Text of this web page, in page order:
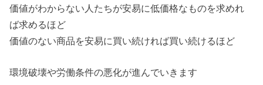
価値がわからない人たちが安易に低価格なものを求めれ
ば求めるほど
価値のない商品を安易に買い続ければ買い続けるほど
環境破壊や労働条件の悪化が進んでいきます